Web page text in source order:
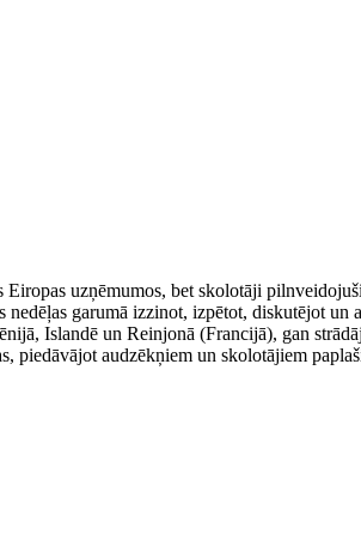
uzņēmumos, bet skolotāji
garumā izzinot, izpētot, diskutējot un
Islandē un Reinjonā (Francijā), gan
piedāvājot audzēkņiem un skolotājiem